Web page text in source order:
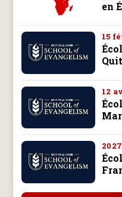
en
15
12
2027